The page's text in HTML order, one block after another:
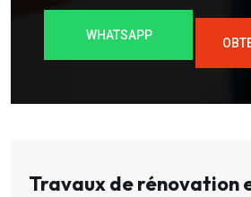
WHATSAPP
Travaux de rénovation